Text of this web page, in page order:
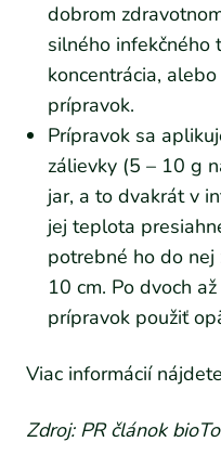
dobrom
silného infekčného
koncentrácia,
prípravok.
Prípravok sa
zálievky (5 – 10 g
jar, a to dvakrát v
jej teplota
potrebné ho do
10 cm. Po dvoch
prípravok použiť
Viac informácií
Zdroj: PR článok